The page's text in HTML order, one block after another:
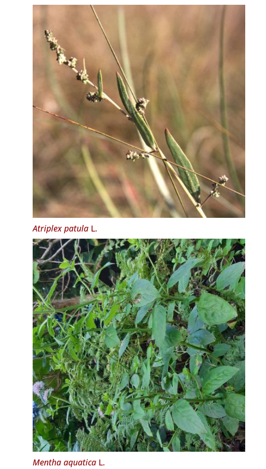
Atriplex patulaL.
Mentha aquaticaL.